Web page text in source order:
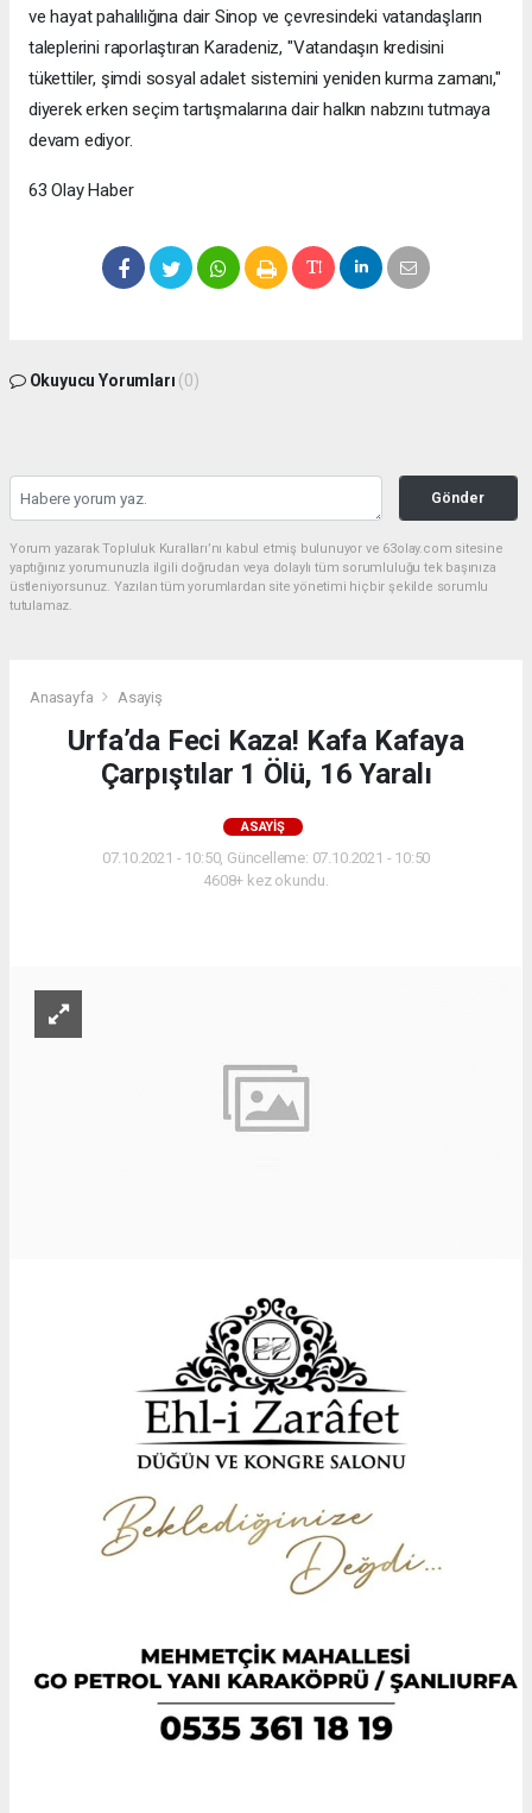
ve hayat pahalılığına dair Sinop ve çevresindeki vatandaşların
taleplerini raporlaştıran Karadeniz, "Vatandaşın kredisini
tükettiler, şimdi sosyal adalet sistemini yeniden kurma zamanı,"
diyerek erken seçim tartışmalarına dair halkın nabzını tutmaya
devam ediyor.
63 Olay Haber
Okuyucu Yorumları (0)
Gönder
Yorum yazarak Topluluk Kuralları’nı kabul etmiş bulunuyor ve 63olay.com sitesine
yaptığınız yorumunuzla ilgili doğrudan veya dolaylı tüm sorumluluğu tek başınıza
üstleniyorsunuz. Yazılan tüm yorumlardan site yönetimi hiçbir şekilde sorumlu
tutulamaz.
Anasayfa Asayiş
Urfa’da Feci Kaza! Kafa Kafaya
Çarpıştılar 1 Ölü, 16 Yaralı
ASAYIŞ
07.10.2021 - 10:50, Güncelleme: 07.10.2021 - 10:50
4608+ kez okundu.